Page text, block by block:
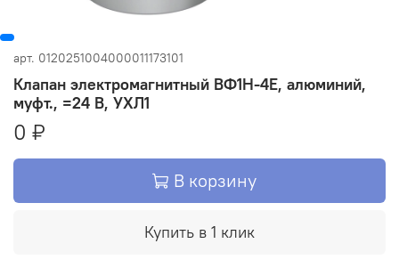
арт. 0120251004000011173101
Клапан электромагнитный ВФ1Н-4Е, алюминий,
муфт., =24 В, УХЛ1
0 ₽
В корзину
Купить в 1 клик